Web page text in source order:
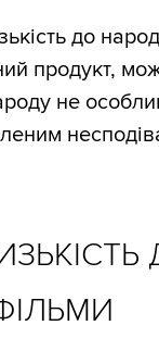
до
продукт,
не